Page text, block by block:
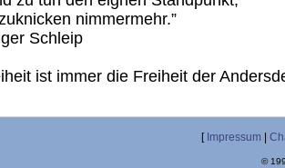
nimmermehr.”
Schleip
ist immer die Freiheit der
[ Impressum
©